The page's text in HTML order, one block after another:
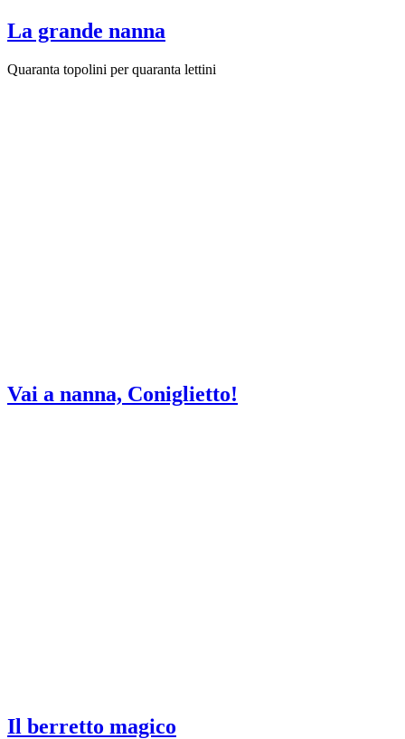
La grande nanna
Quaranta topolini per quaranta lettini
Vai a nanna, Coniglietto!
Il berretto magico